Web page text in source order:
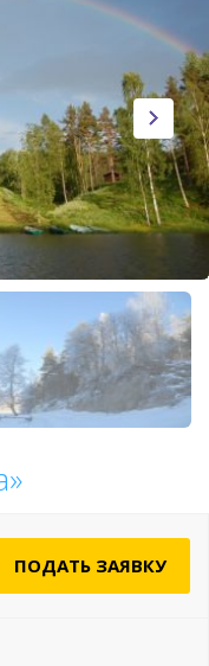
ПОДАТЬ ЗАЯВКУ